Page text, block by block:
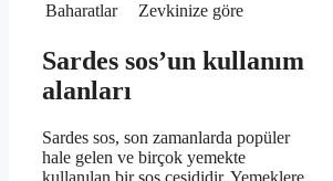
Baharatlar
Zevkinize göre
Sardes sos’un kullanım
alanları
Sardes sos, son zamanlarda popüler
hale gelen ve birçok yemekte